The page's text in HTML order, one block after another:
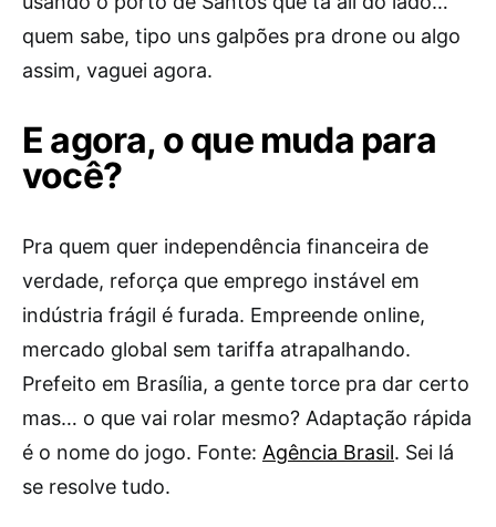
quem sabe, tipo uns galpões pra drone ou algo
assim, vaguei agora.
E agora, o que muda para
você?
Pra quem quer independência financeira de
verdade, reforça que emprego instável em
indústria frágil é furada. Empreende online,
mercado global sem tariffa atrapalhando.
Prefeito em Brasília, a gente torce pra dar certo
mas… o que vai rolar mesmo? Adaptação rápida
é o nome do jogo. Fonte: Agência Brasil. Sei lá
se resolve tudo.